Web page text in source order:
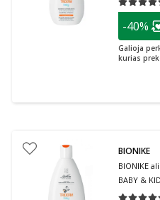
Vidutinis
-40%
Galioja
kurias
BIONIKE
BIONIKE
BABY &